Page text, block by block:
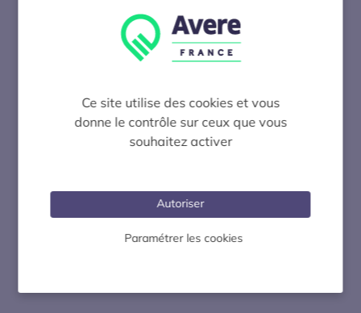
Ce site utilise des cookies et vous
donne le contrôle sur ceux que vous
souhaitez activer
Autoriser
Paramétrer les cookies